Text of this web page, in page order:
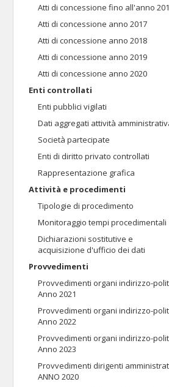
Atti di concessione fino all'anno
Atti di concessione anno 2017
Atti di concessione anno 2018
Atti di concessione anno 2019
Atti di concessione anno 2020
Enti controllati
Enti pubblici vigilati
Dati aggregati attività
Società partecipate
Enti di diritto privato controllati
Rappresentazione grafica
Attività e procedimenti
Tipologie di procedimento
Monitoraggio tempi procedimentali
Dichiarazioni sostitutive e
acquisizione d'ufficio dei dati
Provvedimenti
Provvedimenti organi indirizzo-
Anno 2021
Provvedimenti organi indirizzo-
Anno 2022
Provvedimenti organi indirizzo-
Anno 2023
Provvedimenti dirigenti
ANNO 2020